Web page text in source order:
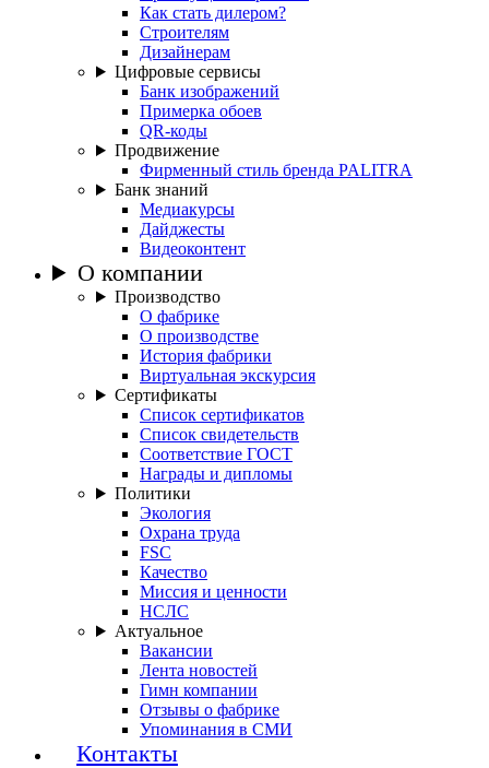
Как стать дилером?
Строителям
Дизайнерам
Цифровые сервисы
Банк изображений
Примерка обоев
QR-коды
Продвижение
Фирменный стиль бренда PALITRA
Банк знаний
Медиакурсы
Дайджесты
Видеоконтент
О компании
Производство
О фабрике
О производстве
История фабрики
Виртуальная экскурсия
Сертификаты
Список сертификатов
Список свидетельств
Соответствие ГОСТ
Награды и дипломы
Политики
Экология
Охрана труда
FSC
Качество
Миссия и ценности
НСЛС
Актуальное
Вакансии
Лента новостей
Гимн компании
Отзывы о фабрике
Упоминания в СМИ
Контакты